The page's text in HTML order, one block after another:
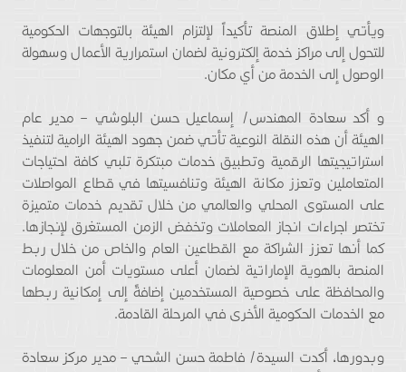
ويأتي إطلاق المنصة تأكيداً لإلتزام الهيئة بالتوجهات الحكومية
للتحول إلى مراكز خدمة إلكترونية لضمان استمرارية الأعمال وسهولة
الوصول إلى الخدمة من أي مكان.
و أكد سعادة المهندس/ إسماعيل حسن البلوشي – مدير عام
الهيئة أن هذه النقلة النوعية تأتي ضمن جهود الهيئة الرامية لتنفيذ
استراتيجيتها الرقمية وتطبيق خدمات مبتكرة تلبي كافة احتياجات
المتعاملين وتعزز مكانة الهيئة وتنافسيتها في قطاع المواصلات
على المستوى المحلي والعالمي من خلال تقديم خدمات متميزة
تختصر اجراءات انجاز المعاملات وتخفض الزمن المستغرق لإنجازها.
كما أنها تعزز الشراكة مع القطاعين العام والخاص من خلال ربط
المنصة بالهوية الإماراتية لضمان أعلى مستويات أمن المعلومات
والمحافظة على خصوصية المستخدمين إضافةً إلى إمكانية ربطها
مع الخدمات الحكومية الأخرى في المرحلة القادمة.
وبدورها، أكدت السيدة/ فاطمة حسن الشحي – مدير مركز سعادة